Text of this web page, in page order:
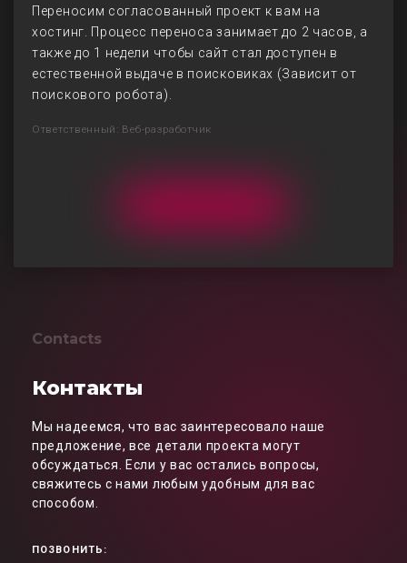
Переносим согласованный проект к вам на
хостинг. Процесс переноса занимает до 2 часов, а
также до 1 недели чтобы сайт стал доступен в
естественной выдаче в поисковиках (Зависит от
поискового робота).
Ответственный: Веб-разработчик
Contacts
Контакты
Мы надеемся, что вас заинтересовало наше
предложение, все детали проекта могут
обсуждаться. Если у вас остались вопросы,
свяжитесь с нами любым удобным для вас
способом.
ПОЗВОНИТЬ: